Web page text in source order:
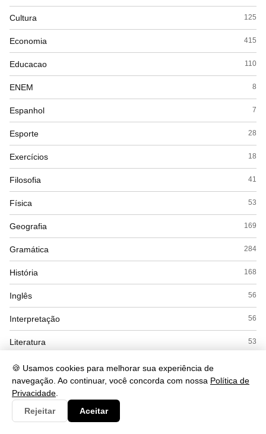
🍪 Usamos cookies para melhorar sua experiência de
navegação. Ao continuar, você concorda com nossa Política de
Privacidade
Rejeitar
Aceitar
Cultura 125
Economia 415
Educacao 110
ENEM 8
Espanhol 7
Esporte 28
Exercícios 18
Filosofia 41
Física 53
Geografia 169
Gramática 284
História 168
Inglês 56
Interpretação 56
Literatura 53
Matemática
Politica
Química